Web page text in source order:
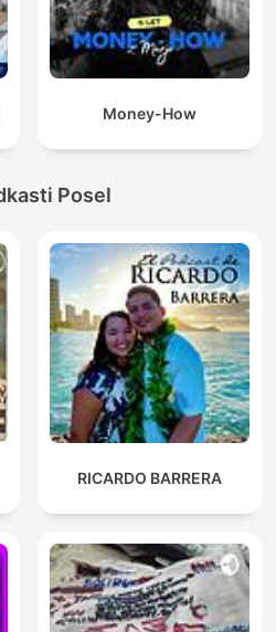
Money-How
Posel
RICARDO BARRERA